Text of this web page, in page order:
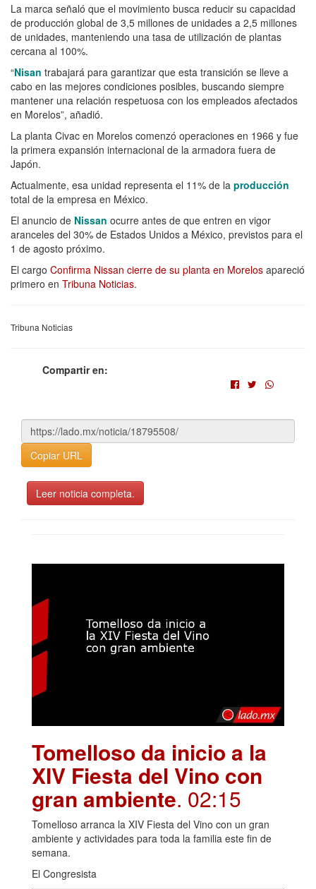
La marca señaló que el movimiento busca reducir su capacidad
de producción global de 3,5 millones de unidades a 2,5 millones
de unidades, manteniendo una tasa de utilización de plantas
cercana al 100%.
“Nisan trabajará para garantizar que esta transición se lleve a
cabo en las mejores condiciones posibles, buscando siempre
mantener una relación respetuosa con los empleados afectados
en Morelos”, añadió.
La planta Civac en Morelos comenzó operaciones en 1966 y fue
la primera expansión internacional de la armadora fuera de
Japón.
Actualmente, esa unidad representa el 11% de la producción
total de la empresa en México.
El anuncio de Nissan ocurre antes de que entren en vigor
aranceles del 30% de Estados Unidos a México, previstos para el
1 de agosto próximo.
El cargo Confirma Nissan cierre de su planta en Morelos apareció
primero en Tribuna Noticias.
Tribuna Noticias
Compartir en:
Copiar URL
Leer noticia completa.
Tomelloso da inicio a la
XIV Fiesta del Vino con
gran ambiente. 02:15
Tomelloso arranca la XIV Fiesta del Vino con un gran
ambiente y actividades para toda la familia este fin de
semana.
El Congresista